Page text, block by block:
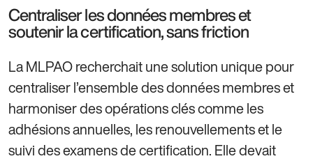
Centraliser les données membres et
soutenir la certification, sans friction
La MLPAO recherchait une solution unique pour
centraliser l’ensemble des données membres et
harmoniser des opérations clés comme les
adhésions annuelles, les renouvellements et le
suivi des examens de certification. Elle devait